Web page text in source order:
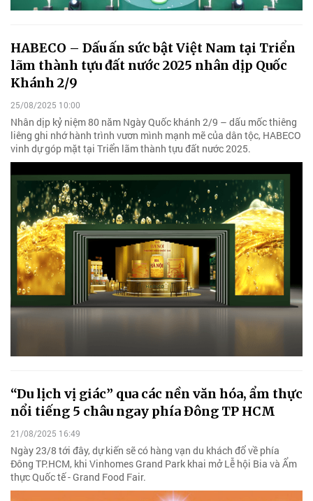
HABECO – Dấu ấn sức bật Việt Nam tại Triển
lãm thành tựu đất nước 2025 nhân dịp Quốc
Khánh 2/9
25/08/2025 10:00
Nhân dịp kỷ niệm 80 năm Ngày Quốc khánh 2/9 – dấu mốc thiêng
liêng ghi nhớ hành trình vươn mình mạnh mẽ của dân tộc, HABECO
vinh dự góp mặt tại Triển lãm thành tựu đất nước 2025.
“Du lịch vị giác” qua các nền văn hóa, ẩm thực
nổi tiếng 5 châu ngay phía Đông TP HCM
21/08/2025 16:49
Ngày 23/8 tới đây, dự kiến sẽ có hàng vạn du khách đổ về phía
Đông TP.HCM, khi Vinhomes Grand Park khai mở Lễ hội Bia và Ẩm
thực Quốc tế - Grand Food Fair.